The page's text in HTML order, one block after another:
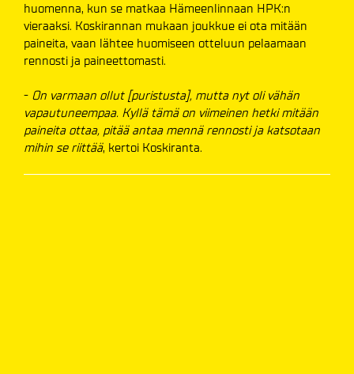
huomenna, kun se matkaa Hämeenlinnaan HPK:n
vieraaksi. Koskirannan mukaan joukkue ei ota mitään
paineita, vaan lähtee huomiseen otteluun pelaamaan
rennosti ja paineettomasti.
- On varmaan ollut [puristusta], mutta nyt oli vähän
vapautuneempaa. Kyllä tämä on viimeinen hetki mitään
paineita ottaa, pitää antaa mennä rennosti ja katsotaan
mihin se riittää, kertoi Koskiranta.